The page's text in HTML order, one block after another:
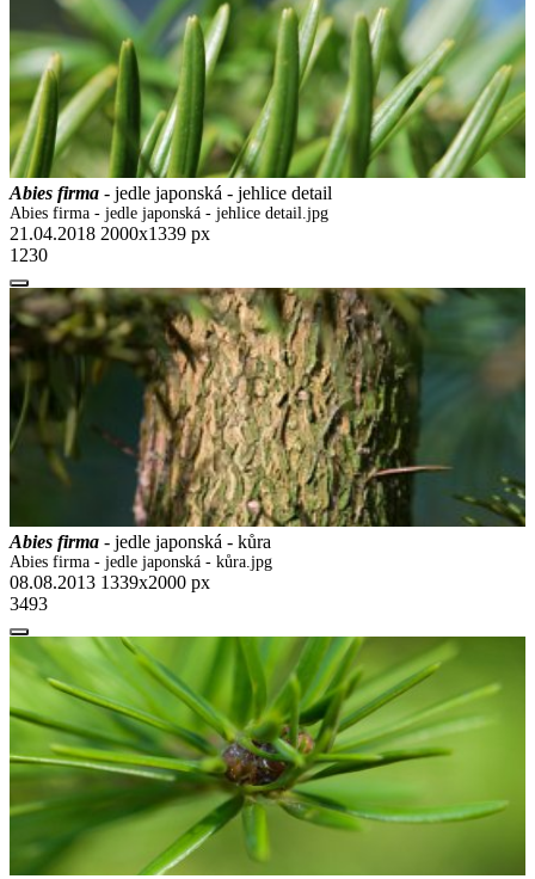
Abies firma - jedle japonská - jehlice detail
Abies firma - jedle japonská - jehlice detail.jpg
21.04.2018 2000x1339 px
1230
Abies firma - jedle japonská - kůra
Abies firma - jedle japonská - kůra.jpg
08.08.2013 1339x2000 px
3493